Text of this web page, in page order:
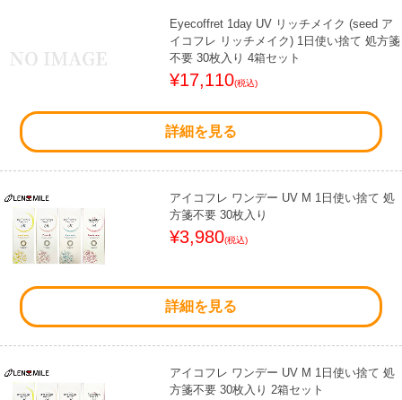
Eyecoffret 1day UV リッチメイク (seed ア
イコフレ リッチメイク) 1日使い捨て 処方箋
不要 30枚入り 4箱セット
¥17,110(税込)
詳細を見る
アイコフレ ワンデー UV M 1日使い捨て 処
方箋不要 30枚入り
¥3,980(税込)
詳細を見る
アイコフレ ワンデー UV M 1日使い捨て 処
方箋不要 30枚入り 2箱セット